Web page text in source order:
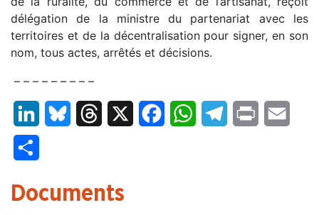
délégation de la ministre du partenariat avec les
territoires et de la décentralisation pour signer, en son
nom, tous actes, arrêtés et décisions.
– – – – – – – – –
LinkedInBluesky Threads FacebookWhatsAppTelegram
Print
Documents